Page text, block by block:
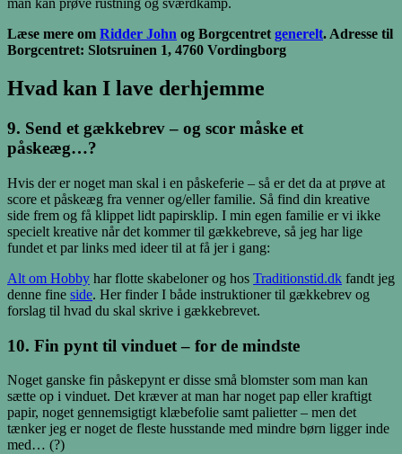
man kan prøve rustning og sværdkamp.
Læse mere om Ridder John og Borgcentretgenerelt. Adresse til
Borgcentret: Slotsruinen 1, 4760 Vordingborg
Hvad kan I lave derhjemme
9. Send et gækkebrev – og scor måske et
påskeæg…?
Hvis der er noget man skal i en påskeferie – så er det da at prøve at
score et påskeæg fra venner og/eller familie. Så find din kreative
side frem og få klippet lidt papirsklip. I min egen familie er vi ikke
specielt kreative når det kommer til gækkebreve, så jeg har lige
fundet et par links med ideer til at få jer i gang:
Alt om Hobby har flotte skabeloner og hos Traditionstid.dk fandt jeg
denne fine side. Her finder I både instruktioner til gækkebrev og
forslag til hvad du skal skrive i gækkebrevet.
10. Fin pynt til vinduet – for de mindste
Noget ganske fin påskepynt er disse små blomster som man kan
sætte op i vinduet. Det kræver at man har noget pap eller kraftigt
papir, noget gennemsigtigt klæbefolie samt palietter – men det
tænker jeg er noget de fleste husstande med mindre børn ligger inde
med… (?)